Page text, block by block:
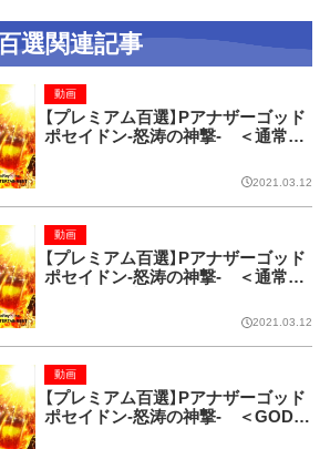
選関連記事
【プレミアム百選】Pアナザーゴッド
ポセイドン-怒涛の神撃- ＜通常時
動画
2021.03.12
【プレミアム百選】Pアナザーゴッド
ポセイドン-怒涛の神撃- ＜通常時
動画
2021.03.12
【プレミアム百選】Pアナザーゴッド
ポセイドン-怒涛の神撃- ＜GOD G
動画